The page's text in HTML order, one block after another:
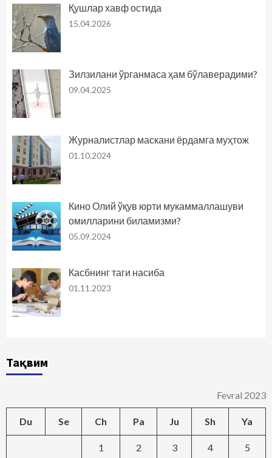
Қушлар хавф остида
15.04.2026
Зилзилани ўрганмаса ҳам бўлаверадими?
09.04.2025
Журналистлар маскани ёрдамга муҳтож
01.10.2024
Кино Олий ўқув юрти мукаммаллашуви
омилларини биламизми?
05.09.2024
Касбнинг таги насиба
01.11.2023
Тақвим
Fevral 2023
Du Se Ch Pa Ju Sh Ya
1 2 3 4 5